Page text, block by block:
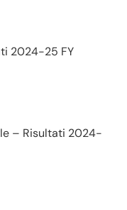
2024-25 FY
– Risultati 2024-